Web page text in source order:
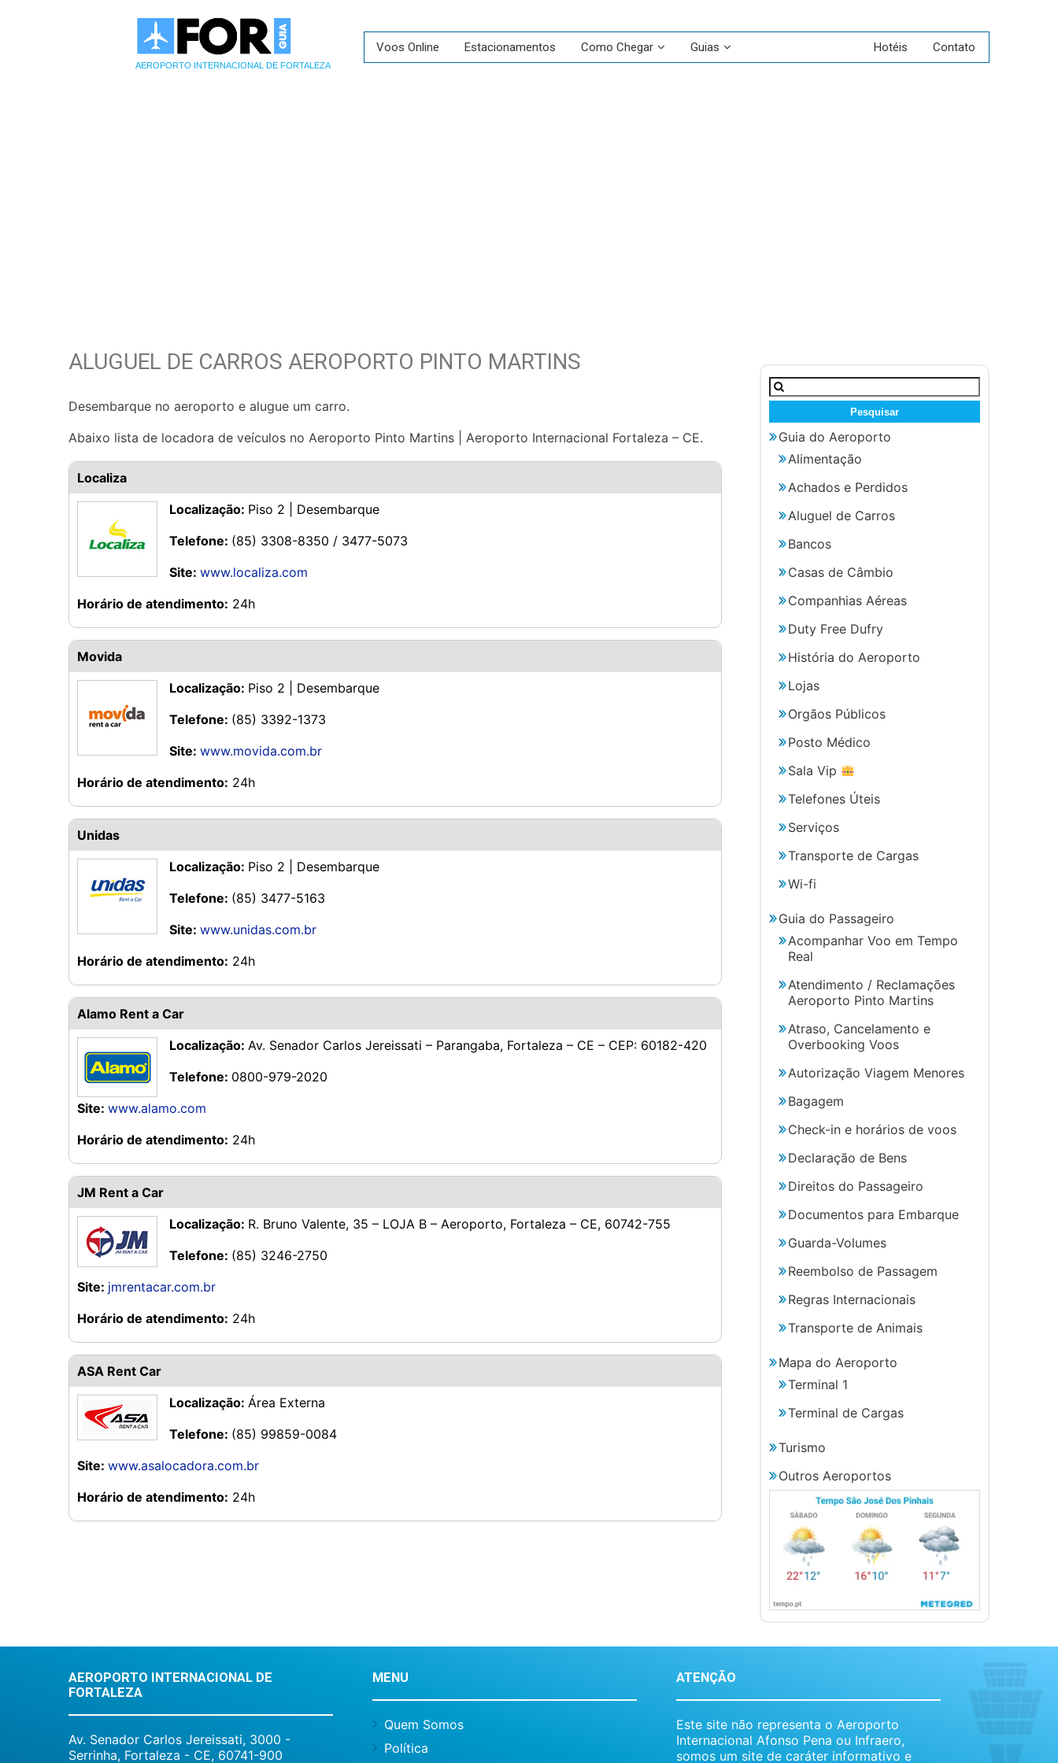
AEROPORTO INTERNACIONAL DE FORTALEZA
Voos Online Estacionamentos Como Chegar Guias Hotéis Contato
ALUGUEL DE CARROS AEROPORTO PINTO MARTINS
Desembarque no aeroporto e alugue um carro.
Abaixo lista de locadora de veículos no Aeroporto Pinto Martins | Aeroporto Internacional Fortaleza – CE.
Localiza
Localização: Piso 2 | Desembarque
Telefone: (85) 3308-8350 / 3477-5073
Site: www.localiza.com
Horário de atendimento: 24h
Movida
Localização: Piso 2 | Desembarque
Telefone: (85) 3392-1373
Site: www.movida.com.br
Horário de atendimento: 24h
Unidas
Localização: Piso 2 | Desembarque
Telefone: (85) 3477-5163
Site: www.unidas.com.br
Horário de atendimento: 24h
Alamo Rent a Car
Localização: Av. Senador Carlos Jereissati – Parangaba, Fortaleza – CE – CEP: 60182-420
Telefone: 0800-979-2020
Site: www.alamo.com
Horário de atendimento: 24h
JM Rent a Car
Localização: R. Bruno Valente, 35 – LOJA B – Aeroporto, Fortaleza – CE, 60742-755
Telefone: (85) 3246-2750
Site: jmrentacar.com.br
Horário de atendimento: 24h
ASA Rent Car
Localização: Área Externa
Telefone: (85) 99859-0084
Site: www.asalocadora.com.br
Horário de atendimento: 24h
Pesquisar
por:
Guia do Aeroporto
Alimentação
Achados e Perdidos
Aluguel de Carros
Bancos
Casas de Câmbio
Companhias Aéreas
Duty Free Dufry
História do Aeroporto
Lojas
Orgãos Públicos
Posto Médico
Sala Vip
Telefones Úteis
Serviços
Transporte de Cargas
Wi-fi
Guia do Passageiro
Acompanhar Voo em Tempo
Real
Atendimento / Reclamações
Aeroporto Pinto Martins
Atraso, Cancelamento e
Overbooking Voos
Autorização Viagem Menores
Bagagem
Check-in e horários de voos
Declaração de Bens
Direitos do Passageiro
Documentos para Embarque
Guarda-Volumes
Reembolso de Passagem
Regras Internacionais
Transporte de Animais
Mapa do Aeroporto
Terminal 1
Terminal de Cargas
Turismo
Outros Aeroportos
AEROPORTO INTERNACIONAL DE
FORTALEZA
Av. Senador Carlos Jereissati, 3000 -
Serrinha, Fortaleza - CE, 60741-900
MENU
Quem Somos
Política
ATENÇÃO
Este site não representa o Aeroporto
Internacional Afonso Pena ou Infraero,
somos um site de caráter informativo e